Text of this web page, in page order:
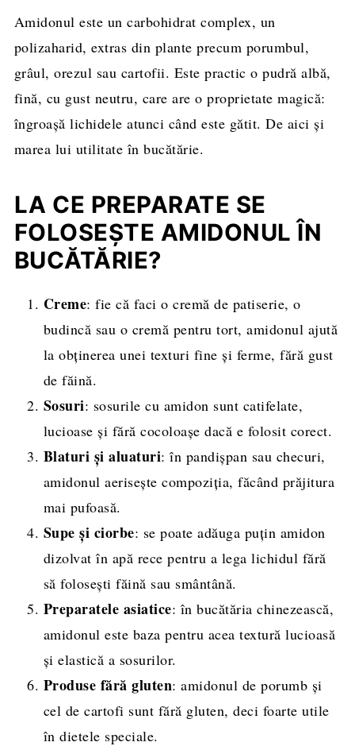
Cum se păstrează amidonul?
Sfaturi Profesioniste pentru folosirea
amidonului
Întrebări frecvente despre amidon
Amidonul este un carbohidrat complex, un
polizaharid, extras din plante precum porumbul,
grâul, orezul sau cartofii. Este practic o pudră albă,
fină, cu gust neutru, care are o proprietate magică:
îngroașă lichidele atunci când este gătit. De aici și
marea lui utilitate în bucătărie.
LA CE PREPARATE SE
FOLOSEȘTE AMIDONUL ÎN
BUCĂTĂRIE?
Creme: fie că faci o cremă de patiserie, o
budincă sau o cremă pentru tort, amidonul ajută
la obținerea unei texturi fine și ferme, fără gust
de făină.
Sosuri: sosurile cu amidon sunt catifelate,
lucioase și fără cocoloașe dacă e folosit corect.
Blaturi și aluaturi: în pandișpan sau checuri,
amidonul aerisește compoziția, făcând prăjitura
mai pufoasă.
Supe și ciorbe: se poate adăuga puțin amidon
dizolvat în apă rece pentru a lega lichidul fără
să folosești făină sau smântână.
Preparatele asiatice: în bucătăria chinezească,
amidonul este baza pentru acea textură lucioasă
și elastică a sosurilor.
Produse fără gluten: amidonul de porumb și
cel de cartofi sunt fără gluten, deci foarte utile
în dietele speciale.